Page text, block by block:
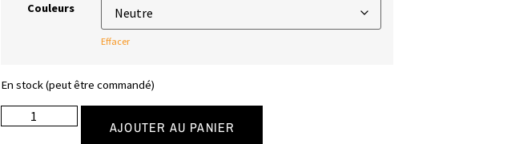
Couleurs
Effacer
En stock (peut être commandé)
AJOUTER AU PANIER